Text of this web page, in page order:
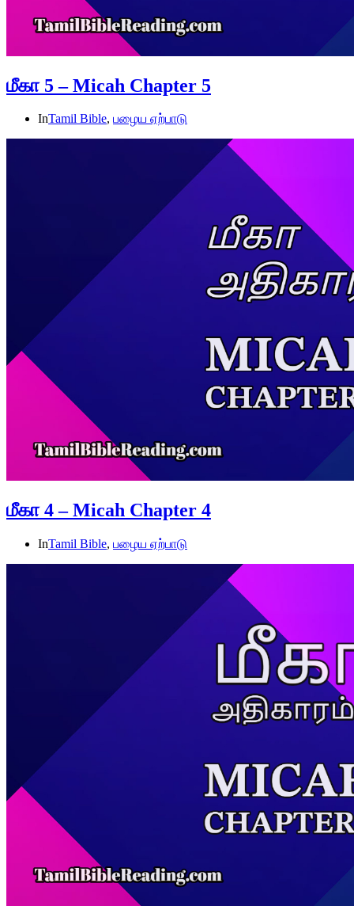
மீகா 5 – Micah Chapter 5
InTamil Bible, பழைய ஏற்பாடு
மீகா 4 – Micah Chapter 4
InTamil Bible, பழைய ஏற்பாடு